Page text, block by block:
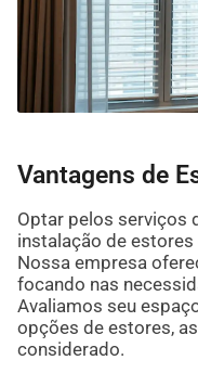
Vantagens de
Optar pelos serviços
instalação de
Nossa empresa
focando nas
Avaliamos seu
opções de estores,
considerado.